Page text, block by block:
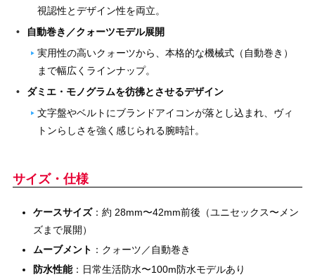
視認性とデザイン性を両立。
自動巻き／クォーツモデル展開
実用性の高いクォーツから、本格的な機械式（自動巻き）
まで幅広くラインナップ。
ダミエ・モノグラムを彷彿とさせるデザイン
文字盤やベルトにブランドアイコンが落とし込まれ、ヴィ
トンらしさを強く感じられる腕時計。
サイズ・仕様
ケースサイズ：約 28mm〜42mm前後（ユニセックス〜メン
ズまで展開）
ムーブメント ：クォーツ／自動巻き
防水性能：日常生活防水〜100m防水モデルあり